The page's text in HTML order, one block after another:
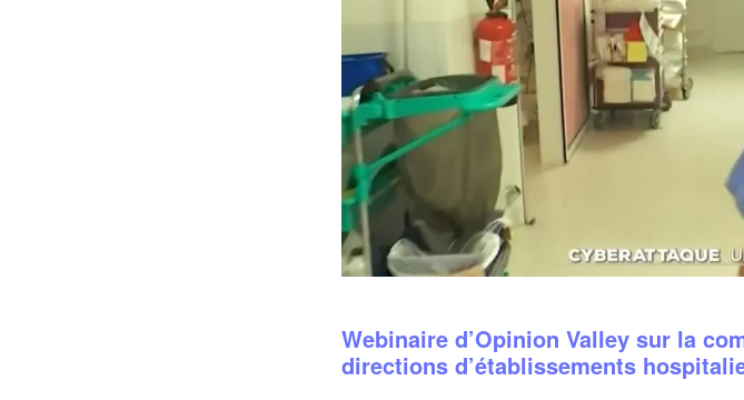
Webinaire d’Opinion Valley sur la
directions d’établissements